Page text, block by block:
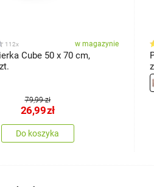
112x w magazynie
Cube 50 x 70 cm,
79,99 zł
26,99zł
Do koszyka